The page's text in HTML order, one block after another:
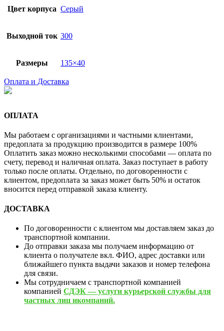
Цвет корпуса Серый
Выходной ток 300
Размеры 135×40
Оплата и Доставка
ОПЛАТА
Мы работаем с организациями и частными клиентами,
предоплата за продукцию производится в размере 100%
Оплатить заказ можно несколькими способами — оплата по
счету, перевод и наличная оплата. Заказ поступает в работу
только после оплаты. Отдельно, по договоренности с
клиентом, предоплата за заказ может быть 50% и остаток
вносится перед отправкой заказа клиенту.
ДОСТАВКА
По договоренности с клиентом мы доставляем заказ до
транспортной компании.
До отправки заказа мы получаем информацию от
клиента о получателе вкл. ФИО, адрес доставки или
ближайшего пункта выдачи заказов и номер телефона
для связи.
Мы сотрудничаем с транспортной компанией
компанией СДЭК — услуги курьерской службы для
частных лиц икомпаний.